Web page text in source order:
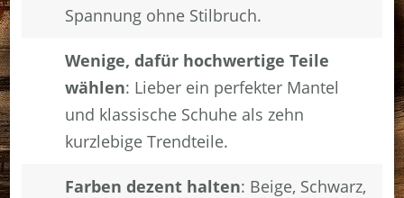
Spannung ohne Stilbruch.
Wenige, dafür hochwertige Teile
wählen: Lieber ein perfekter Mantel
und klassische Schuhe als zehn
kurzlebige Trendteile.
Farben dezent halten: Beige, Schwarz,